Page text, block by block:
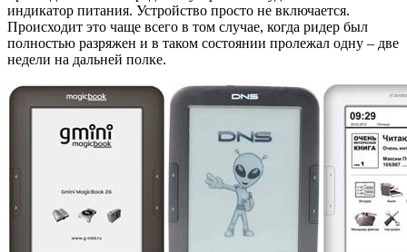
индикатор питания. Устройство просто не включается.
Происходит это чаще всего в том случае, когда ридер был
полностью разряжен и в таком состоянии пролежал одну – две
недели на дальней полке.